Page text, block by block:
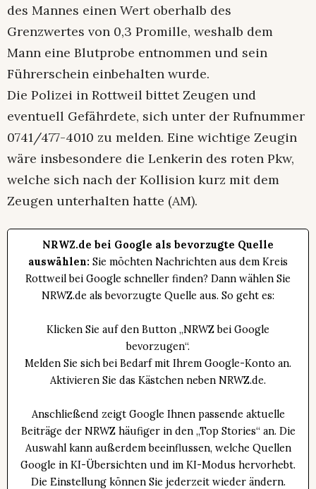
des Mannes einen Wert oberhalb des
Grenzwertes von 0,3 Promille, weshalb dem
Mann eine Blutprobe entnommen und sein
Führerschein einbehalten wurde.
Die Polizei in Rottweil bittet Zeugen und
eventuell Gefährdete, sich unter der Rufnummer
0741/477-4010 zu melden. Eine wichtige Zeugin
wäre insbesondere die Lenkerin des roten Pkw,
welche sich nach der Kollision kurz mit dem
Zeugen unterhalten hatte (AM).
NRWZ.de bei Google als bevorzugte Quelle
auswählen: Sie möchten Nachrichten aus dem Kreis
Rottweil bei Google schneller finden? Dann wählen Sie
NRWZ.de als bevorzugte Quelle aus. So geht es:
Klicken Sie auf den Button „NRWZ bei Google
bevorzugen“.
Melden Sie sich bei Bedarf mit Ihrem Google-Konto an.
Aktivieren Sie das Kästchen neben NRWZ.de.
Anschließend zeigt Google Ihnen passende aktuelle
Beiträge der NRWZ häufiger in den „Top Stories“ an. Die
Auswahl kann außerdem beeinflussen, welche Quellen
Google in KI-Übersichten und im KI-Modus hervorhebt.
Die Einstellung können Sie jederzeit wieder ändern.